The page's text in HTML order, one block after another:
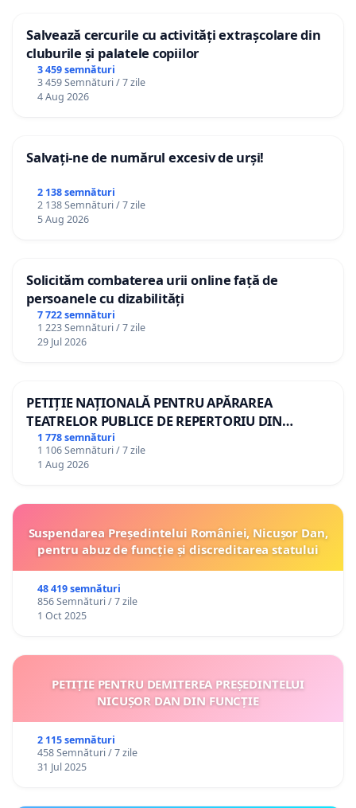
Salvează cercurile cu activități extrașcolare din
cluburile și palatele copiilor
3 459 semnături
3 459 Semnături / 7 zile
4 Aug 2026
Salvați-ne de numărul excesiv de urși!
2 138 semnături
2 138 Semnături / 7 zile
5 Aug 2026
Solicităm combaterea urii online față de
persoanele cu dizabilități
7 722 semnături
1 223 Semnături / 7 zile
29 Jul 2026
PETIȚIE NAȚIONALĂ PENTRU APĂRAREA
TEATRELOR PUBLICE DE REPERTORIU DIN
ROMÂNIA
1 778 semnături
1 106 Semnături / 7 zile
1 Aug 2026
Suspendarea Președintelui României, Nicușor Dan,
pentru abuz de funcție și discreditarea statului
48 419 semnături
856 Semnături / 7 zile
1 Oct 2025
PETIȚIE PENTRU DEMITEREA PREȘEDINTELUI
NICUȘOR DAN DIN FUNCȚIE
2 115 semnături
458 Semnături / 7 zile
31 Jul 2025